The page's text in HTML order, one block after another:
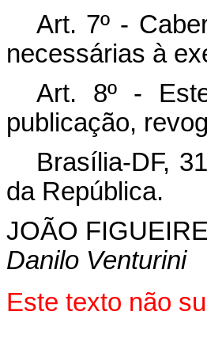
Art. 7º -
necessárias à
Art. 8º -
publicação,
Brasília-DF,
da República.
JOÃO
Danilo Venturini
Este texto não